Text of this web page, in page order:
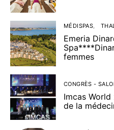
MÉDISPAS
Emeria
femmes
CONGRÈS -
Imcas
de la